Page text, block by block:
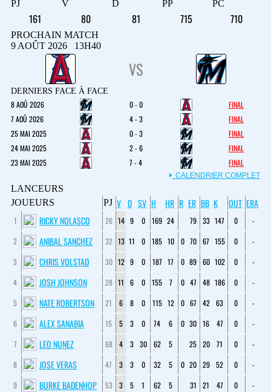
PJ
V D PP PC
161 80 81 715 710
PROCHAIN MATCH
9 AOÛT 2026 13H40
VS
DERNIERS FACE À FACE
8 AOÛ 2026 0 - 0
FINAL
7 AOÛ 2026
4 - 3
FINAL
25 MAI 2025
0 - 3
FINAL
24 MAI 2025
2 - 6
FINAL
23 MAI 2025
7 - 4 FINAL
CALENDRIER COMPLET
LANCEURS
JOUEURS
PJ V D SV H HR R ER BB K OUT ERA
1 RICKY NOLASCO 26 14 9 0 169 24 79 33 147 0
-
2
ANIBAL SANCHEZ 32 13 11 0 185 10 0 70 67 155 0
-
3
CHRIS VOLSTAD 30 12 9 0 187 17 0 89 60 102 0
-
4
JOSH JOHNSON 28 11 6 0 155 7 0 47 48 186 0
-
5
NATE ROBERTSON 21 6 8 0 115 12 0 67 42 63 0
-
6
ALEX SANABIA 15 5 3 0 74 6 0 30 16 47 0
-
7
LEO NUNEZ 68 4 3 30 62 5 25 20 71 0
-
8
JOSE VERAS 47 3 3 0 32 5 0 20 29 52 0
-
9
BURKE BADENHOP 53 3 5 1 62 5 31 21 47 0
-